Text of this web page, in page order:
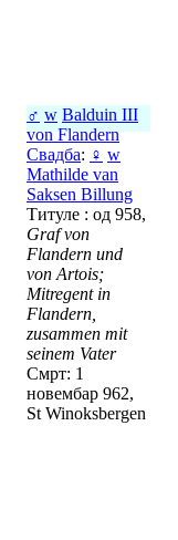
♂ w Balduin III
von Flandern
Свадба: ♀ w
Mathilde van
Saksen Billung
Титуле : од 958,
Graf von
Flandern und
von Artois;
Mitregent in
Flandern,
zusammen mit
seinem Vater
Смрт: 1
новембар 962,
St Winoksbergen